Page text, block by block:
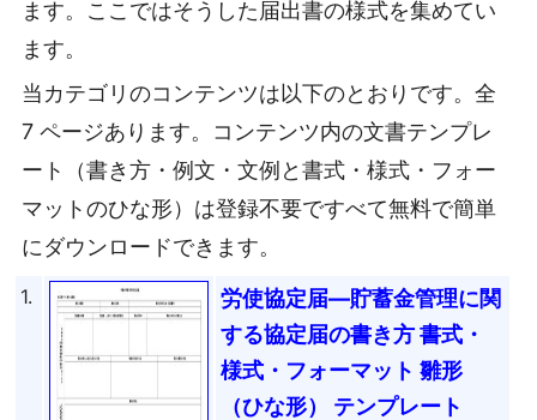
ます。ここではそうした届出書の様式を集めてい
ます。
当カテゴリのコンテンツは以下のとおりです。全
7 ページあります。コンテンツ内の文書テンプレ
ート（書き方・例文・文例と書式・様式・フォー
マットのひな形）は登録不要ですべて無料で簡単
にダウンロードできます。
1.
労使協定届―貯蓄金管理に関
する協定届の書き方 書式・
様式・フォーマット 雛形
（ひな形） テンプレート